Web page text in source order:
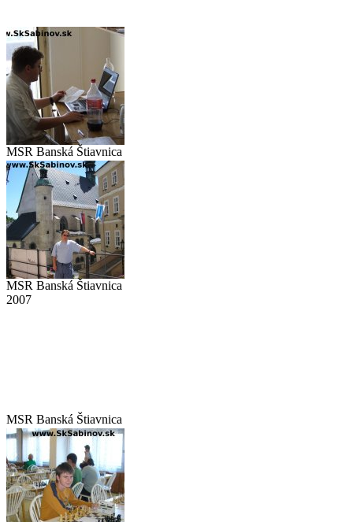
MSR Banská Štiavnica
2007
MSR Banská Štiavnica
2007
MSR Banská Štiavnica
2007